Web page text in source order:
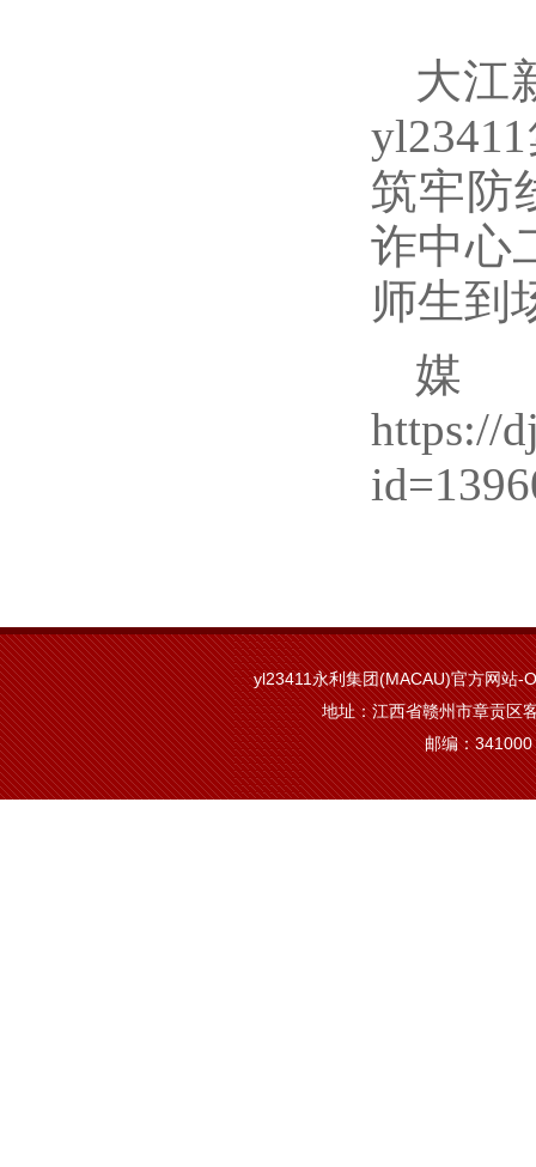
大江
筑牢防
诈中心
师生到
https://
yl23411永利集团(MACAU)官方网站-
地址：江西省赣州市章贡区
邮编：341000